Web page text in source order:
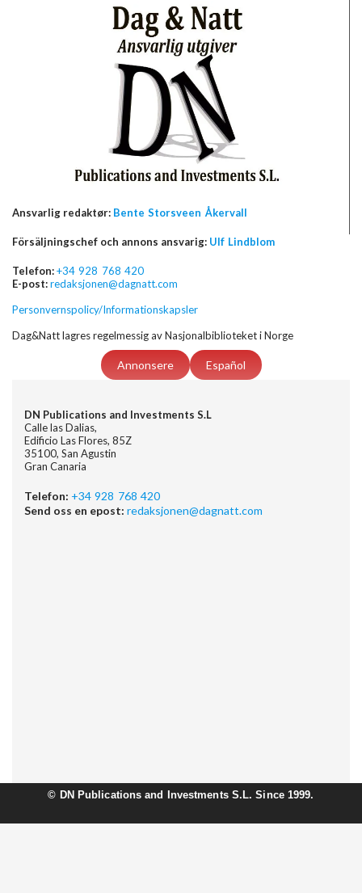
Ansvarlig redaktør: Bente Storsveen Åkervall
Försäljningschef och annons ansvarig: Ulf Lindblom
Telefon:+34 928 768 420
E-post:redaksjonen@dagnatt.com
Personvernspolicy/Informationskapsler
Dag&Natt lagres regelmessig av Nasjonalbiblioteket i Norge
Annonsere Español
DN Publications and Investments S.L
Calle las Dalias,
Edificio Las Flores, 85Z
35100, San Agustin
Gran Canaria
Telefon: +34 928 768 420
Send oss en epost: redaksjonen@dagnatt.com
© DN Publications and Investments S.L. Since 1999.